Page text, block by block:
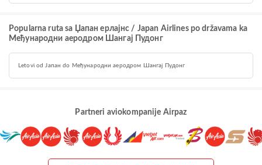
Popularna ruta sa Џапан ерлајнс / Japan Airlines po državama ka
Међународни аеродром Шангај Пудонг
Letovi od Јапан do Међународни аеродром Шангај Пудонг
Partneri aviokompanije Airpaz